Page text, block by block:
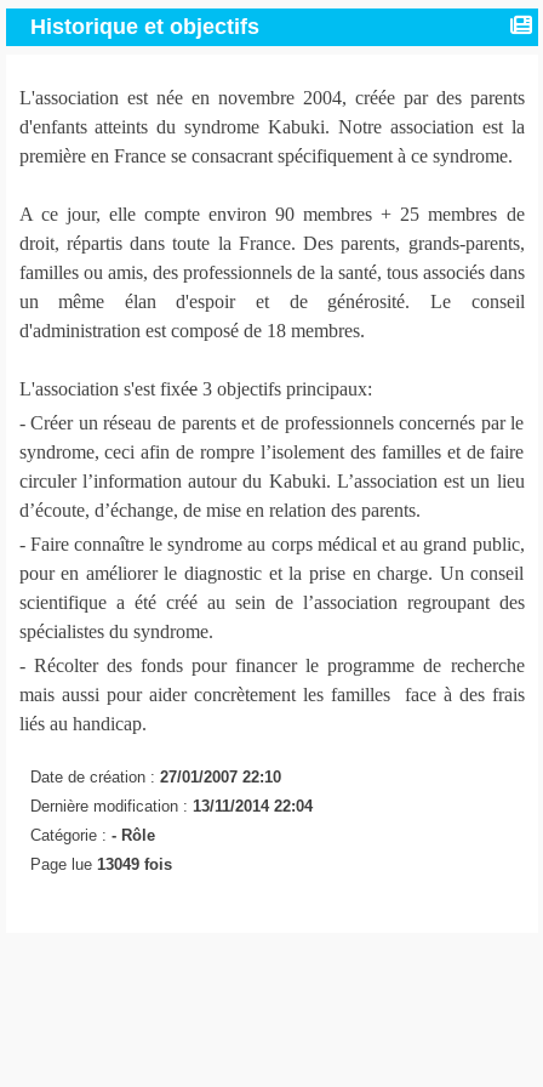
Historique et objectifs
L'association est née en novembre 2004, créée par des parents
d'enfants atteints du syndrome Kabuki. Notre association est la
première en France se consacrant spécifiquement à ce syndrome.
A ce jour, elle compte environ 90 membres + 25 membres de
droit, répartis dans toute la France. Des parents, grands-parents,
familles ou amis, des professionnels de la santé, tous associés dans
un même élan d'espoir et de générosité. Le conseil
d'administration est composé de 18 membres.
L'association s'est fixée3 objectifs principaux:
- Créer un réseau de parents et de professionnels concernés par le
syndrome, ceci afin de rompre l’isolement des familles et de faire
circuler l’information autour du Kabuki. L’association est un lieu
d’écoute, d’échange, de mise en relation des parents.
- Faire connaître le syndrome au corps médical et au grand public,
pour en améliorer le diagnostic et la prise en charge. Un conseil
scientifique a été créé au sein de l’association regroupant des
spécialistes du syndrome.
- Récolter des fonds pour financer le programme de recherche
mais aussi pour aider concrètement les familles face à des frais
liés au handicap.
Date de création : 27/01/2007 22:10
Dernière modification : 13/11/2014 22:04
Catégorie : - Rôle
Page lue 13049 fois